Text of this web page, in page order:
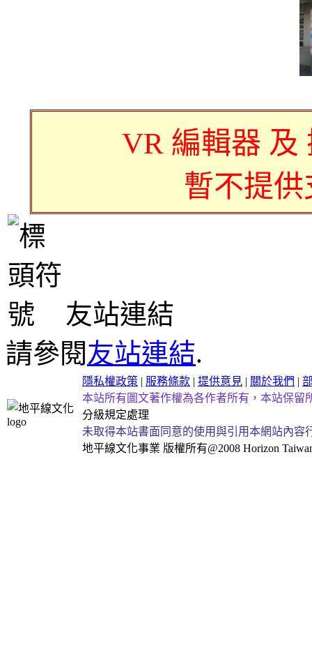
VR 編輯器 及
暫不提
友站連結
請參閱友站連結.
隱私權政策 | 服務條款 | 提供意見 | 關於我們 |
本站所有圖文著作權為各作者所有，本站保留
分級規定處理
未取得本站書面同意的使用與引用本網站內
地平線文化事業 版權所有@2008 Horizon